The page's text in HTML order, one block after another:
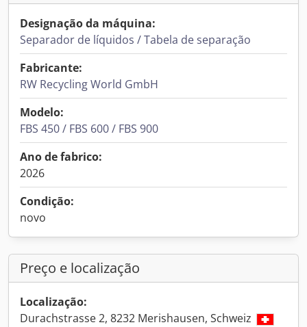
Designação da máquina:
Separador de líquidos / Tabela de separação
Fabricante:
RW Recycling World GmbH
Modelo:
FBS 450 / FBS 600 / FBS 900
Ano de fabrico:
2026
Condição:
novo
Preço e localização
Localização:
Durachstrasse 2, 8232 Merishausen, Schweiz